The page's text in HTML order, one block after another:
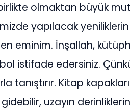
olmaktan büyük
yapılacak
eminim. İnşallah,
istifade edersiniz.
tanıştırır. Kitap
uzayın